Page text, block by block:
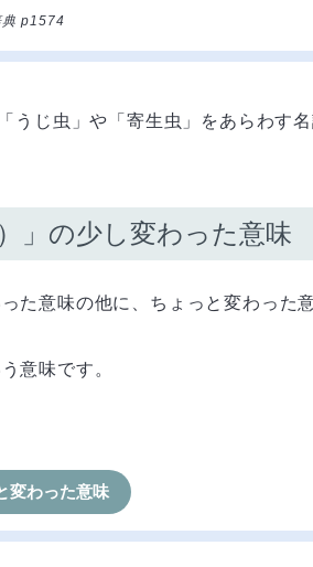
p1574
うじ虫」や「寄生虫」をあらわす名
」の少し変わった意味
た意味の他に、ちょっと変わった
意味です。
変わった意味